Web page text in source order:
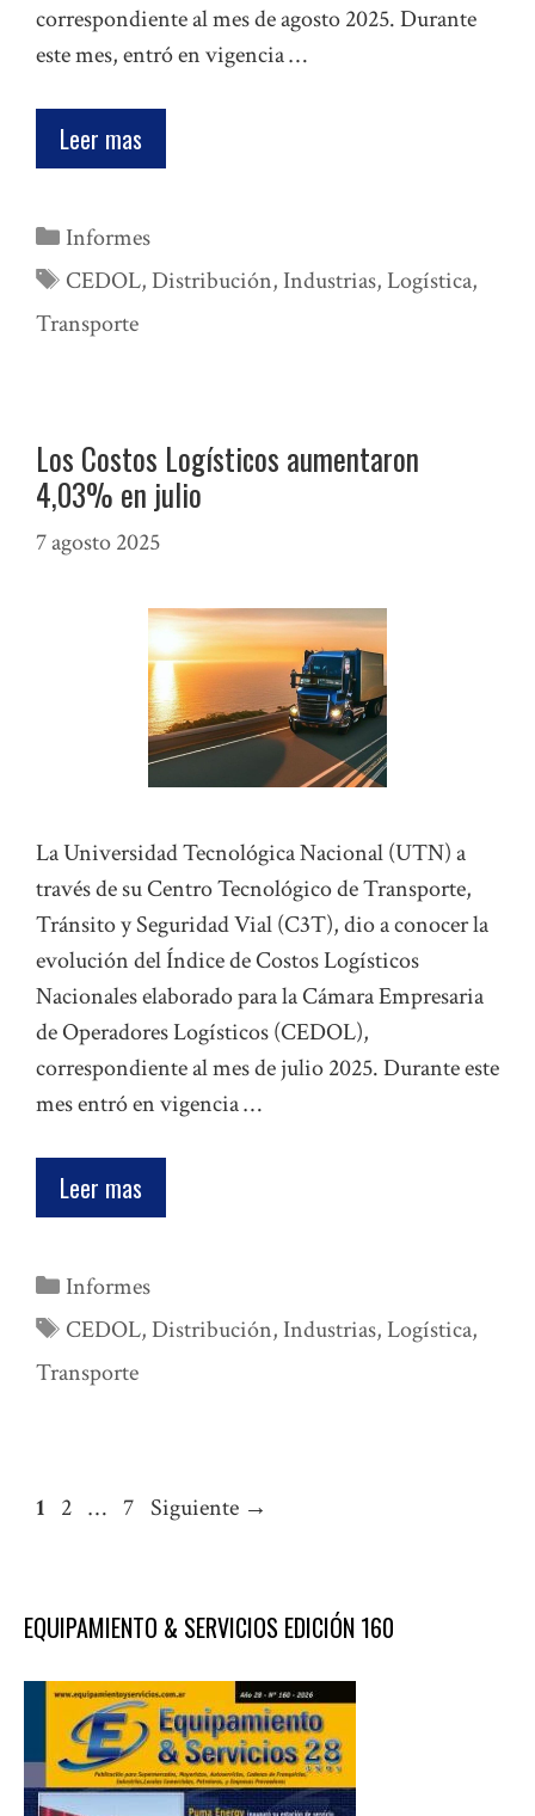
correspondiente al mes de agosto 2025. Durante
este mes, entró en vigencia …
Leer mas
Categorías
Informes
Etiquetas
CEDOL,Distribución, Industrias,Logística,
Transporte
Los Costos Logísticos aumentaron
4,03% en julio
7 agosto 2025
La Universidad Tecnológica Nacional (UTN) a
través de su Centro Tecnológico de Transporte,
Tránsito y Seguridad Vial (C3T), dio a conocer la
evolución del Índice de Costos Logísticos
Nacionales elaborado para la Cámara Empresaria
de Operadores Logísticos (CEDOL),
correspondiente al mes de julio 2025. Durante este
mes entró en vigencia …
Leer mas
Categorías
Informes
Etiquetas
CEDOL,Distribución, Industrias,Logística,
Transporte
Página
1 Página
2 … Página
7 Siguiente →
EQUIPAMIENTO & SERVICIOS EDICIÓN 160